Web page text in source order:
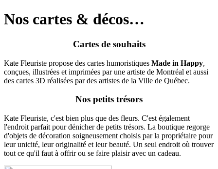
Nos cartes & décos…
Cartes de souhaits
Kate Fleuriste propose des cartes humoristiques Made in Happy,
conçues, illustrées et imprimées par une artiste de Montréal et aussi
des cartes 3D réalisées par des artistes de la Ville de Québec.
Nos petits trésors
Kate Fleuriste, c'est bien plus que des fleurs. C'est également
l'endroit parfait pour dénicher de petits trésors. La boutique regorge
d'objets de décoration soigneusement choisis par la propriétaire pour
leur unicité, leur originalité et leur beauté. Un seul endroit où trouver
tout ce qu'il faut à offrir ou se faire plaisir avec un cadeau.